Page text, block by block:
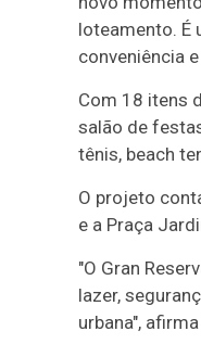
loteamento. É
conveniência
Com 18 itens
salão de
tênis, beach
O projeto
e a Praça
"O Gran
lazer,
urbana",